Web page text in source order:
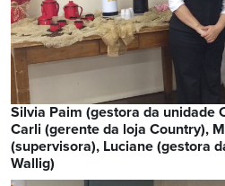
Silvia Paim (gestora da unidade
Carli (gerente da loja Country),
(supervisora), Luciane (gestora
Wallig)